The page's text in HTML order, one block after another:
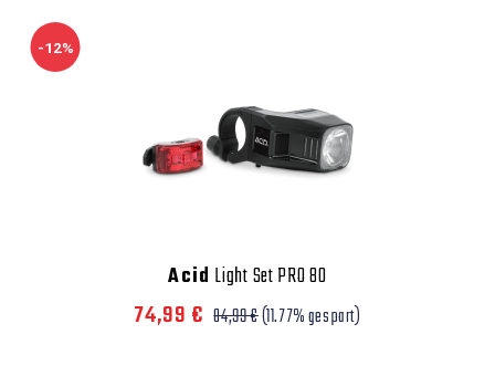
-12%
Acid Light Set PRO 80
74,99 € 84,99 €(11.77% gespart)